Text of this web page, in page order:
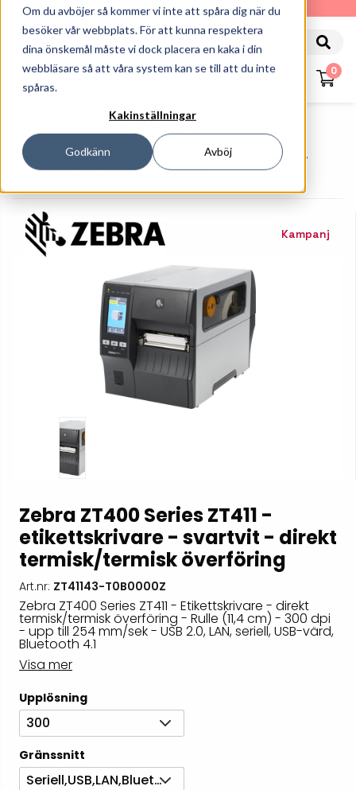
Om du avböjer så kommer vi inte att spåra dig när du
besöker vår webbplats. För att kunna respektera
dina önskemål måste vi dock placera en kaka i din
webbläsare så att våra system kan se till att du inte
spåras.
Kakinställningar
Godkänn Avböj
010-162 61 90
0
Skrivare
Etikettskrivare
Mellanklasskrivare
Zebra ZT400 Series ZT411 - Etikettskrivare - Svartvit -
Direkt Termisk/termisk Överföring
Kampanj
Zebra ZT400 Series ZT411 -
etikettskrivare - svartvit - direkt
termisk/termisk överföring
Art.nr: ZT41143-T0B0000Z
Zebra ZT400 Series ZT411 - Etikettskrivare - direkt
termisk/termisk överföring - Rulle (11,4 cm) - 300 dpi
- upp till 254 mm/sek - USB 2.0, LAN, seriell, USB-värd,
Bluetooth 4.1
Visa mer
Upplösning
300
Gränssnitt
Seriell,USB,LAN,Bluetooth